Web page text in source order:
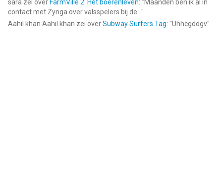
sara zei over FarmVille 2: Het boerenleven: "Maanden ben ik al in
contact met Zynga over valsspelers bij de... "
Aahil khan Aahil khan zei overSubway Surfers Tag: "Uhhcgdogv"